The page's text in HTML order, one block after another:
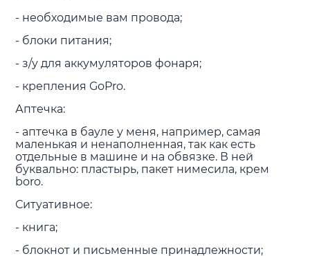
- необходимые вам провода;
- блоки питания;
- з/у для аккумуляторов фонаря;
- крепления GoPro.
Аптечка:
- аптечка в бауле у меня, например, самая
маленькая и ненаполненная, так как есть
отдельные в машине и на обвязке. В ней
буквально: пластырь, пакет нимесила, крем
boro.
Ситуативное:
- книга;
- блокнот и письменные принадлежности;